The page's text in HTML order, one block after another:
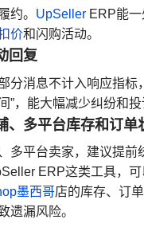
约。 UpSeller ERP能
价和闪购活动。
回复
分消息不计入响应指标
”，能大幅减少纠纷和投
、多平台库存和订单
多平台卖家，建议提前
ERP这类工具，
墨西哥店的库存、订
遗漏风险。